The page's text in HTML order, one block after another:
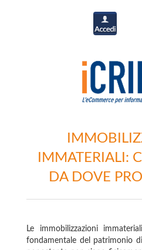
IMMATERIALI:
DA DOVE
Le immobilizzazioni
fondamentale del patrimonio